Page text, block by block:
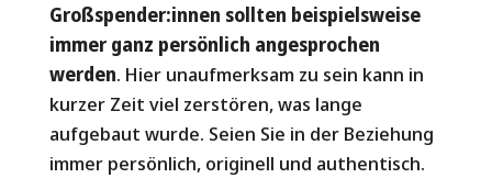
Großspender:innen sollten beispielsweise
immer ganz persönlich angesprochen
werden. Hier unaufmerksam zu sein kann in
kurzer Zeit viel zerstören, was lange
aufgebaut wurde. Seien Sie in der Beziehung
immer persönlich, originell und authentisch.